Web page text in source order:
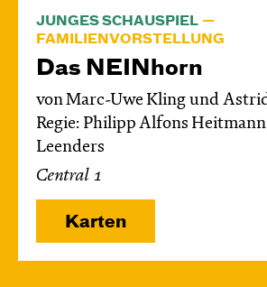
JUNGES SCHAUSPIEL
FAMILIENVORSTELLUNG
Das NEIN­horn
von Marc-Uwe Kling und
Regie: Philipp Alfons
Leenders
Central 1
Karten